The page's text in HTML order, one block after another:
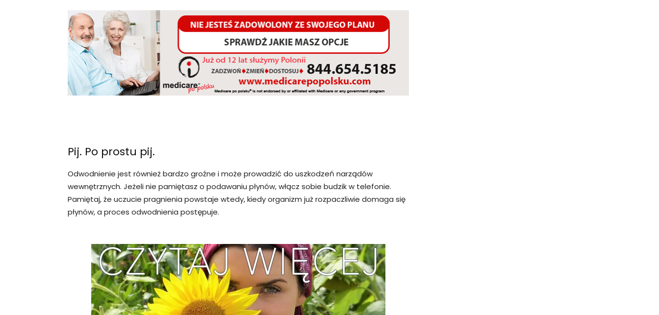
Pij. Po prostu pij.
Odwodnienie jest również bardzo groźne i może prowadzić do uszkodzeń narządów
wewnętrznych. Jeżeli nie pamiętasz o podawaniu płynów, włącz sobie budzik w telefonie.
Pamiętaj, że uczucie pragnienia powstaje wtedy, kiedy organizm już rozpaczliwie domaga się
płynów, a proces odwodnienia postępuje.